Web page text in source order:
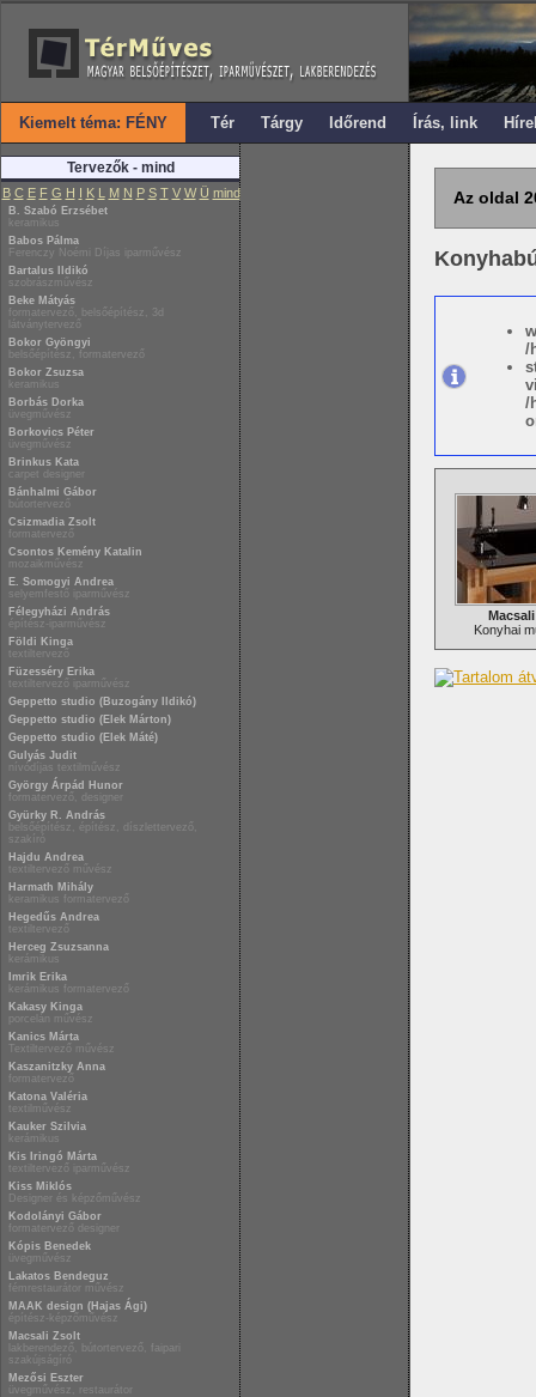
Kiemelt téma: FÉNY Tér Tárgy Időrend Írás, link
Tervezők - mind
B C E F G H I K L M N P S T V W Ü mind
B. Szabó Erzsébet
keramikus
Babos Pálma
Ferenczy Noémi Díjas iparművész
Bartalus Ildikó
szobrászművész
Beke Mátyás
formatervező, belsőépítész, 3d
látványtervező
Bokor Gyöngyi
belsőépítész, formatervező
Bokor Zsuzsa
keramikus
Borbás Dorka
üvegművész
Borkovics Péter
üvegművész
Brinkus Kata
carpet designer
Bánhalmi Gábor
bútortervező
Csizmadia Zsolt
formatervező
Csontos Kemény Katalin
mozaikművész
E. Somogyi Andrea
selyemfestő iparművész
Félegyházi András
építész-iparművész
Földi Kinga
textiltervező
Füzesséry Erika
textiltervező iparművész
Geppetto studio (Buzogány Ildikó)
Geppetto studio (Elek Márton)
Geppetto studio (Elek Máté)
Gulyás Judit
nívódíjas textilművész
György Árpád Hunor
formatervező, designer
Gyürky R. András
belsőépítész, építész, díszlettervező,
szakíró
Hajdu Andrea
textiltervező művész
Harmath Mihály
keramikus formatervező
Hegedűs Andrea
textiltervező
Herceg Zsuzsanna
kerámikus
Imrik Erika
kerámikus formatervező
Kakasy Kinga
porcelán művész
Kanics Márta
Textiltervező művész
Kaszanitzky Anna
formatervező
Katona Valéria
textilművész
Kauker Szilvia
kerámikus
Kis Iringó Márta
textiltervező iparművész
Kiss Miklós
Designer és képzőművész
Kodolányi Gábor
formatervező designer
Kópis Benedek
üvegművész
Lakatos Bendeguz
fémrestaurátor művész
MAAK design (Hajas Ági)
építész-képzőművész
Macsali Zsolt
lakberendező, bútortervező, faipari
szakújságíró
Mezősi Eszter
üvegművész, restaurátor
Az oldal
/
/
Konyhai